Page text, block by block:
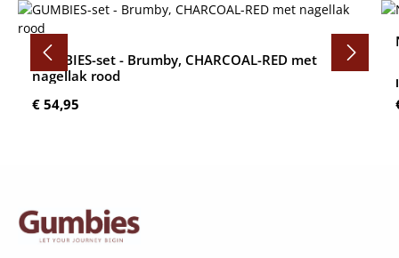
GUMBIES-set - Brumby, CHARCOAL-RED met
nagellak rood
Normale prijs:
€ 54,95